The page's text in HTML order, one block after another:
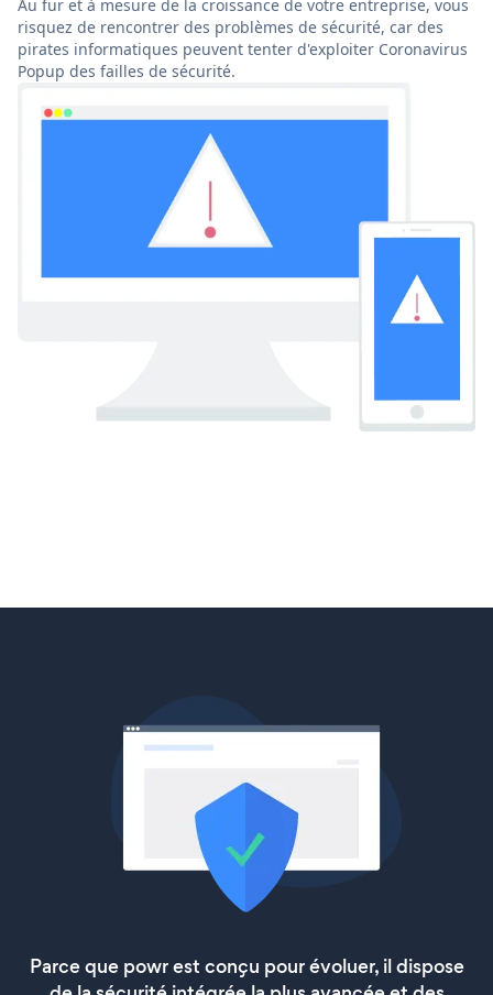
Au fur et à mesure de la croissance de votre entreprise, vous
risquez de rencontrer des problèmes de sécurité, car des
pirates informatiques peuvent tenter d'exploiter Coronavirus
Popup des failles de sécurité.
Parce que powr est conçu pour évoluer, il dispose